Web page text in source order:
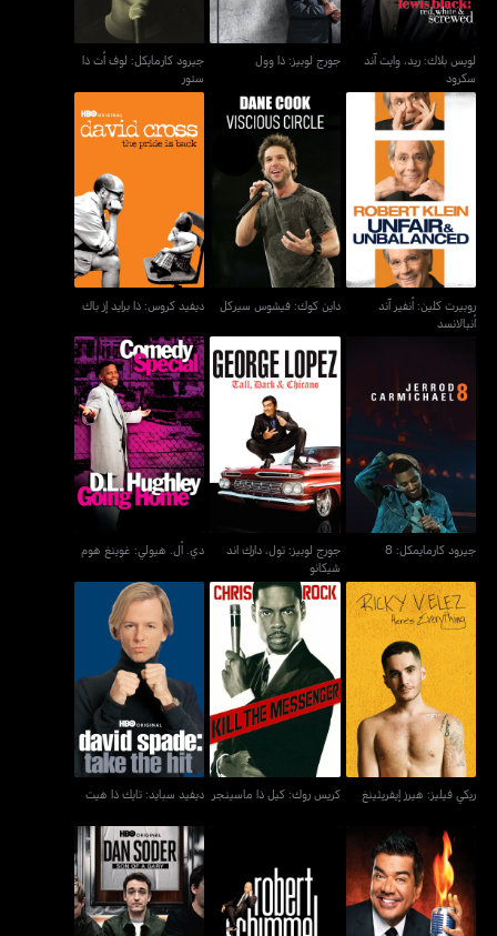
لويس بلاك: ريد، وايت آند
سكرود
جورج لوبيز: ذا وول
جيرود كارمايكل: لوف أت ذا
ستور
روبيرت كلين: أنفير آند
أنبالانسد
روبيرت كلين: أنفير آند
أنبالانسد
داين كوك: فيشوس سيركل
داين كوك: فيشوس سيركل
ديفيد كروس: ذا برايد إز باك
ديفيد كروس: ذا برايد إز باك
جيرود كارمايمكل: 8
جيرود كارمايمكل: 8
جورج لوبيز: تول، دارك اند
شيكانو
جورج لوبيز: تول، دارك اند
شيكانو
دي. أل. هيولي: غوينغ هوم
دي. أل. هيولي: غوينغ هوم
ريكي فيليز: هيرز إيفريثينغ
ريكي فيليز: هيرز إيفريثينغ
كريس روك: كيل ذا
ماسينجر
كريس روك: كيل ذا ماسينجر
ديفيد سبايد: تايك ذا هيت
ديفيد سبايد: تايك ذا هيت
جورج لوبيز: إتس نت مي
روبرت شيميل: أنبروتيكتيد
دان سودر: سون أوف إي